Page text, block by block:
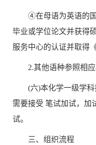
④在母语为英语的
毕业或学位论文并获得
服务中心的认证并取得
2.其他语种参照相应
(六)本化学一级学
需要接受 笔试加试，加
试。
三、组织流程